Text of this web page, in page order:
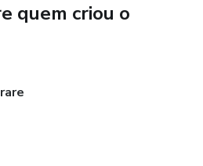
quem criou o